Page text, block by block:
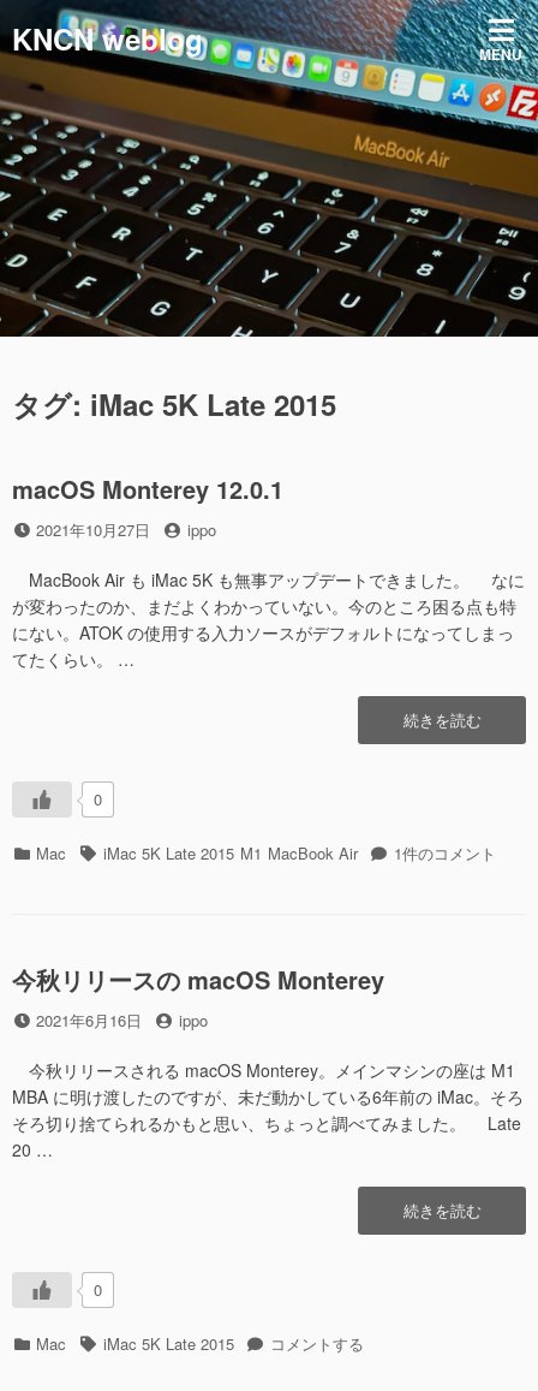
ン
ツ
へ
ス
キ
ッ
プ
KNCN weblog MENU
タグ: iMac 5K Late 2015
macOS Monterey 12.0.1
投
日
2021年10月27日
投
者
ippo
MacBook Air も iMac 5K も無事アップデートできました。 なに
が変わったのか、まだよくわかっていない。今のところ困る点も特
にない。ATOK の使用する入力ソースがデフォルトになってしまっ
てたくらい。 …
“macOS
Monterey
続きを読む
0
カ Mac
タ iMac 5K Late 2015 M1 MacBook Air
macOS
1件のコメント
今秋リリースの macOS Monterey
投
日
2021年6月16日
投
者
ippo
今秋リリースされる macOS Monterey。メインマシンの座は M1
MBA に明け渡したのですが、未だ動かしている6年前の iMac。そろ
そろ切り捨てられるかもと思い、ちょっと調べてみました。 Late
20 …
“今
秋
続きを読む
0
カ Mac
タ iMac 5K Late 2015
今
コメントする